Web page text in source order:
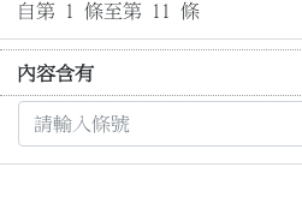
自第 1 條至第 11 條
內容含有